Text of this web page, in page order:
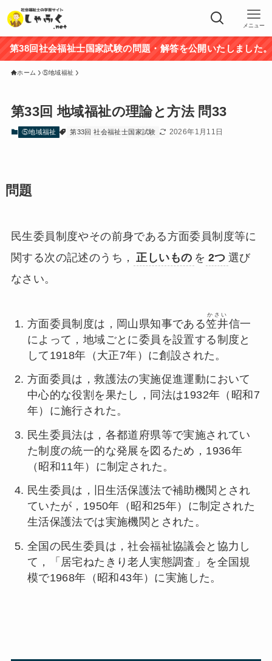
メニュー
回社会福祉士国家試験の問題・解答を公開いたしました。途
ホーム ⑤地域福祉
第33回 地域福祉の理論と方法 問33
⑤地域福祉 第33回 社会福祉士国家試験 2026年1月11日
問題
民生委員制度やその前身である方面委員制度等に
関する次の記述のうち，
正しいもの を 2つ 選び
なさい。
方面委員制度は，岡山県知事である笠井
かさい
信一
によって，地域ごとに委員を設置する制度と
して1918年（大正7年）に創設された。
方面委員は，救護法の実施促進運動において
中心的な役割を果たし，同法は1932年（昭和7
年）に施行された。
民生委員法は，各都道府県等で実施されてい
た制度の統一的な発展を図るため，1936年
（昭和11年）に制定された。
民生委員は，旧生活保護法で補助機関とされ
ていたが，1950年（昭和25年）に制定された
生活保護法では実施機関とされた。
全国の民生委員は，社会福祉協議会と協力し
て，「居宅ねたきり老人実態調査」を全国規
模で1968年（昭和43年）に実施した。